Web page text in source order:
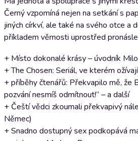
Černý vzpomíná nejen na setkání s
jiných církví, ale také na svého otce a
příkladem věrnosti uprostřed
+ Místo dokonalé krásy – úvodník
+ The Chosen: Seriál, ve kterém
+ příběhy čtenářů: Překvapilo mě, že
pozvání nesmíš odmítnout!“ – a další
+ Čeští vědci zkoumali překvapivý
Němec)
+ Snadno dostupný sex podkopává